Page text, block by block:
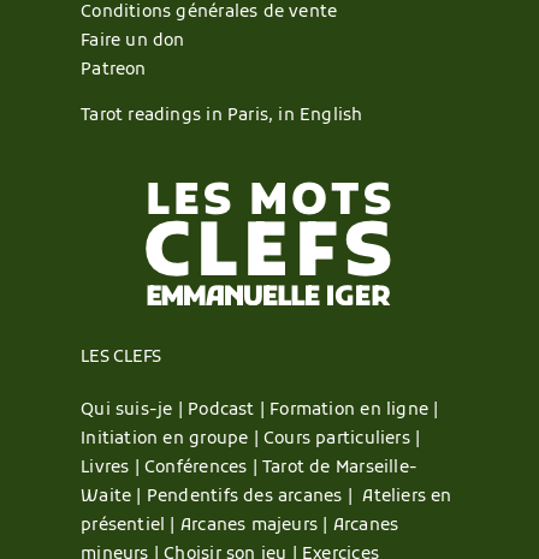
Conditions générales de vente
Faire un don
Patreon
Tarot readings in Paris, in English
LES CLEFS
Qui suis-je | Podcast | Formation en ligne |
Initiation en groupe |Cours particuliers |
Livres |Conférences |Tarot de Marseille-
Waite | Pendentifs des arcanes |Ateliers en
présentiel | Arcanes majeurs | Arcanes